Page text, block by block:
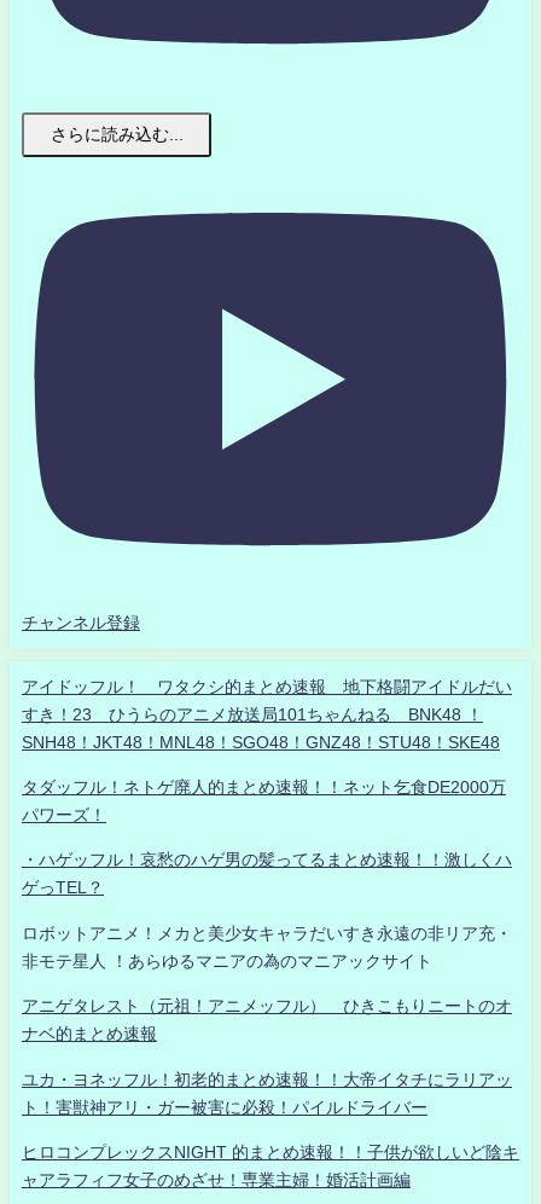
さらに読み込む...
チャンネル登録
アイドッフル！ ワタクシ的まとめ速報 地下格闘アイドルだい
すき！23 ひうらのアニメ放送局101ちゃんねる BNK48 ！
SNH48！JKT48！MNL48！SGO48！GNZ48！STU48！SKE48
タダッフル！ネトゲ廃人的まとめ速報！！ネット乞食DE2000万
パワーズ！
・ハゲッフル！哀愁のハゲ男の髪ってるまとめ速報！！激しくハ
ゲっTEL？
ロボットアニメ！メカと美少女キャラだいすき永遠の非リア充・
非モテ星人 ！あらゆるマニアの為のマニアックサイト
アニゲタレスト（元祖！アニメッフル） ひきこもりニートのオ
ナベ的まとめ速報
ユカ・ヨネッフル！初老的まとめ速報！！大帝イタチにラリアッ
ト！害獣神アリ・ガー被害に必殺！パイルドライバー
ヒロコンプレックスNIGHT 的まとめ速報！！子供が欲しいど陰キ
ャアラフィフ女子のめざせ！専業主婦！婚活計画編